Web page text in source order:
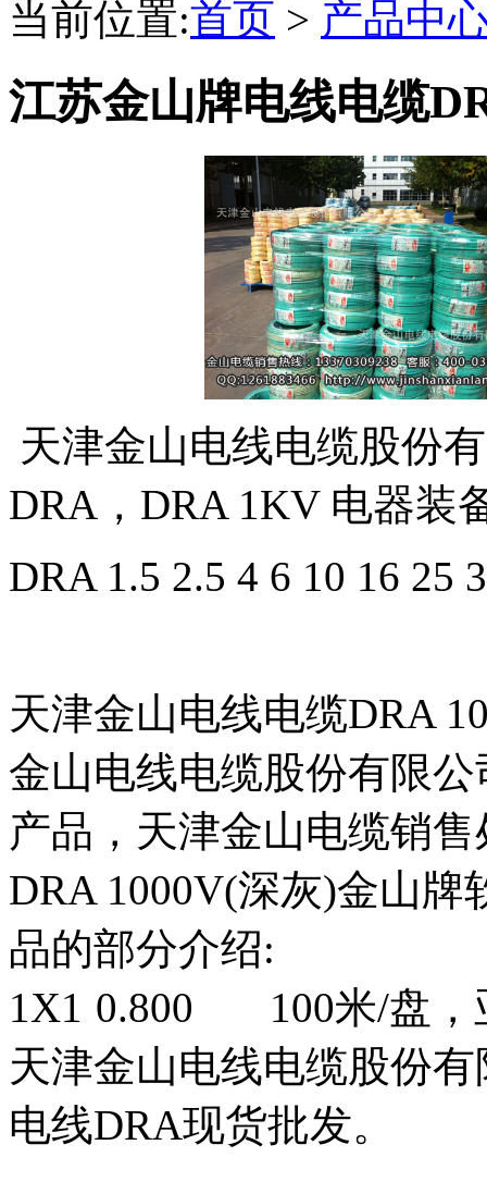
当前位置:首页 > 产品中
江苏金山牌电线电缆
天津金山电线电缆股份
DRA，DRA 1KV 电器装
DRA 1.5 2.5 4 6 10 16 25
天津金山电线电缆DRA
金山电线电缆股份有限
产品，天津金山电缆销
DRA 1000V(深灰)金山
品的部分介绍:
1X1 0.800
100米/盘
天津金山电线电缆股份
电线DRA现货批发。